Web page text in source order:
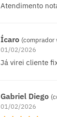
Atendimento
Ícaro (comprador
01/02/2026
Já virei cliente
Gabriel Diego
01/02/2026